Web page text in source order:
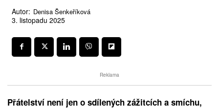
Autor: Denisa Šenkeříková
3. listopadu 2025
Reklama
Přátelství není jen o sdílených zážitcích a smíchu,